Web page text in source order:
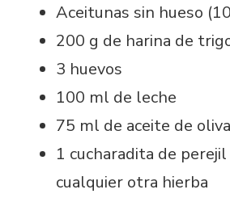
Aceitunas sin hueso
200 g de harina de
3 huevos
100 ml de leche
75 ml de aceite de oliva
1 cucharadita de
cualquier otra hierba